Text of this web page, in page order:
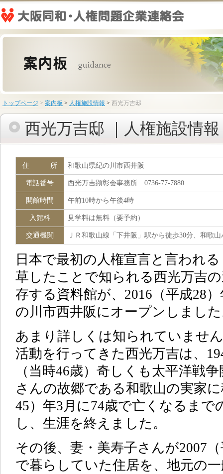
トップページ>案内板>人権施設情報>西光万吉邸
西光万吉邸 ｜人権施設情報
住 所 和歌山県紀の川市西井阪
電話番号 西光万吉顕彰会事務所 0736-77-7880
開館時間 午前10時から午後4時
入館料 見学料は無料（要予約）
交通機関 ＪＲ和歌山線「下井阪」駅から徒歩30分、和歌
日本で最初の人権宣言と言われ
草したことで知られる西光万吉
存する資料館が、2016（平成28
の川市西井阪にオープンしまし
あまり詳しくは知られていませ
活動を行ってきた西光万吉は、
（当時46歳）奇しくも太平洋戦
さんの故郷である和歌山の実家
45）年3月に74歳で亡くなるまで
し、生涯を終えました。
その後、妻・美寿子さんが2007
で暮らしていた住居を、地元の